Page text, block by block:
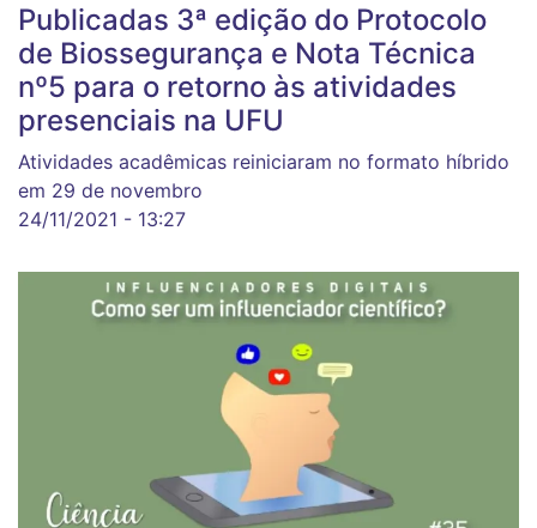
Publicadas 3ª edição do Protocolo
de Biossegurança e Nota Técnica
nº5 para o retorno às atividades
presenciais na UFU
Atividades acadêmicas reiniciaram no formato híbrido
em 29 de novembro
24/11/2021 - 13:27